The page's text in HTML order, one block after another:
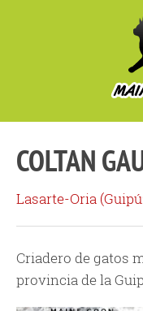
COLTAN
Lasarte-Oria (
Criadero de gatos
provincia de la